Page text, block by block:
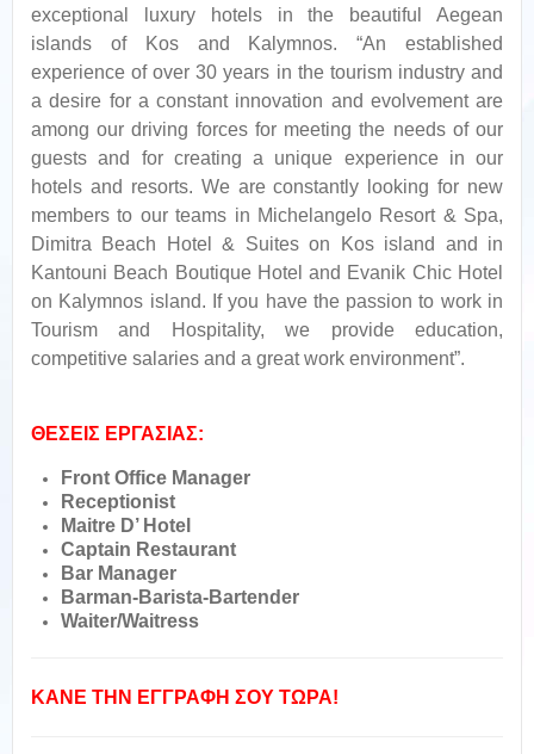
exceptional luxury hotels in the beautiful Aegean
islands of Kos and Kalymnos. “An established
experience of over 30 years in the tourism industry and
a desire for a constant innovation and evolvement are
among our driving forces for meeting the needs of our
guests and for creating a unique experience in our
hotels and resorts. We are constantly looking for new
members to our teams in Michelangelo Resort & Spa,
Dimitra Beach Hotel & Suites on Kos island and in
Kantouni Beach Boutique Hotel and Evanik Chic Hotel
on Kalymnos island. If you have the passion to work in
Tourism and Hospitality, we provide education,
competitive salaries and a great work environment”.
ΘΕΣΕΙΣ ΕΡΓΑΣΙΑΣ:
Front Office Manager
Receptionist
Maitre D’ Hotel
Captain Restaurant
Bar Manager
Barman-Barista-Bartender
Waiter/Waitress
ΚΑΝΕ ΤΗΝ ΕΓΓΡΑΦΗ ΣΟΥ ΤΩΡΑ!